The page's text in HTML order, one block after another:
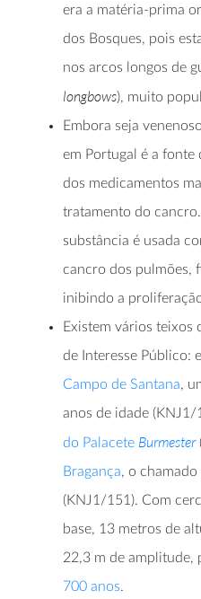
era a matéria-prima
dos Bosques, pois
nos arcos longos de
longbows), muito
Embora seja
em Portugal é a fonte
dos medicamentos
tratamento do
substância é usada
cancro dos pulmões,
inibindo a
Existem vários teixos
de Interesse Público:
Campo de Santana,
anos de idade
do Palacete Burmester
Bragança, o
(KNJ1/151). Com
base, 13 metros de
22,3 m de amplitude,
700 anos.